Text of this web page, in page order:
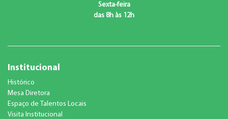
Sexta-feira
das 8h às 12h
Institucional
Histórico
Mesa Diretora
Espaço de Talentos Locais
Visita Institucional